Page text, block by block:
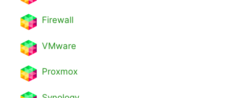
Firewall
VMware
Proxmox